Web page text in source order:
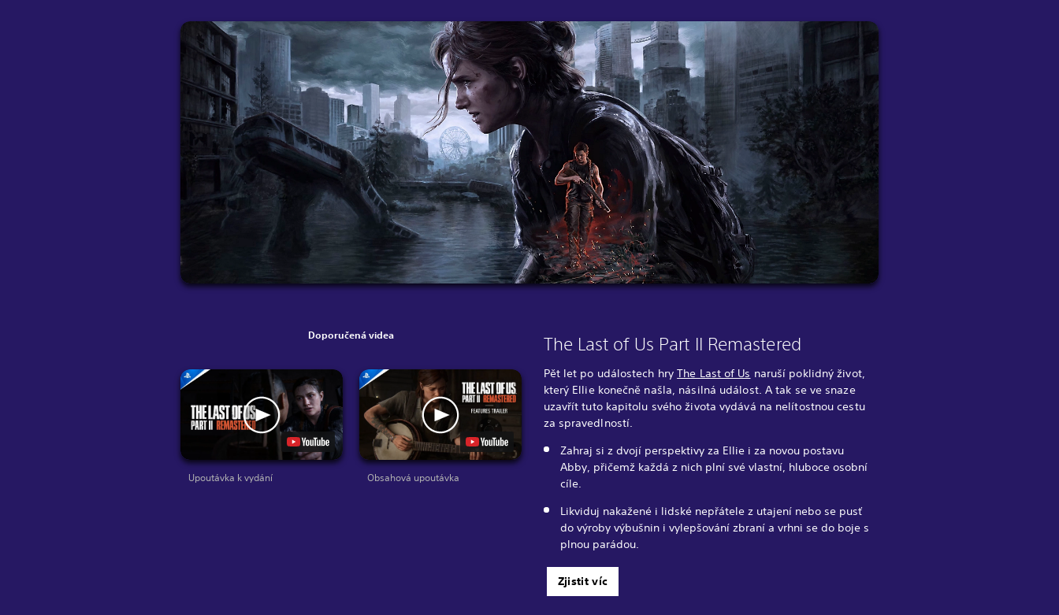
Doporučená videa
Upoutávka k vydání Obsahová upoutávka
The Last of Us Part II Remastered
Pět let po událostech hryThe Last of Us naruší poklidný život,
který Ellie konečně našla, násilná událost. A tak se ve snaze
uzavřít tuto kapitolu svého života vydává na nelítostnou cestu
za spravedlností.
Zahraj si z dvojí perspektivy za Ellie i za novou postavu
Abby, přičemž každá z nich plní své vlastní, hluboce osobní
cíle.
Likviduj nakažené i lidské nepřátele z utajení nebo se pusť
do výroby výbušnin i vylepšování zbraní a vrhni se do boje s
plnou parádou.
Zjistit víc